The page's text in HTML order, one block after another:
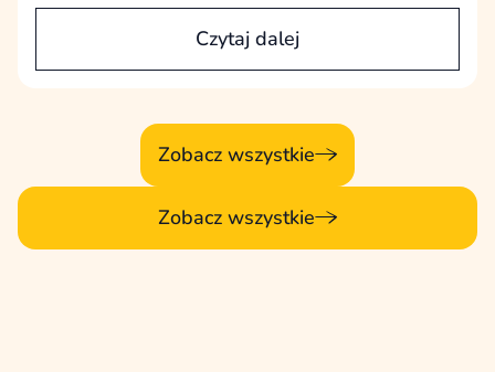
Czytaj dalej
Zobacz wszystkie
Zobacz wszystkie